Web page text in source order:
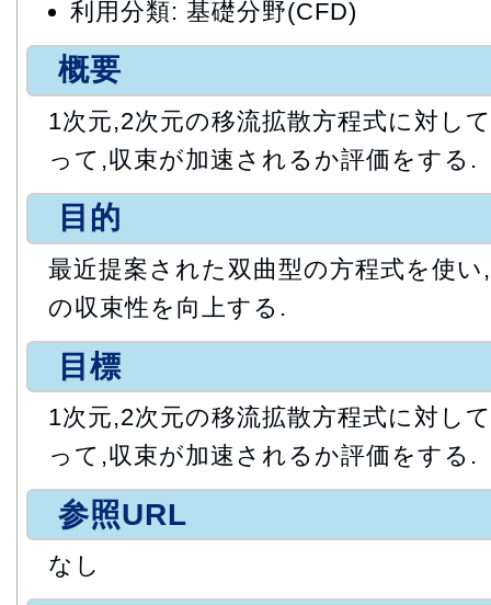
利用分類: 基礎分野(CFD)
概要
1次元,2次元の移流拡散方程式に対し
って,収束が加速されるか評価をする.
目的
最近提案された双曲型の方程式を使
の収束性を向上する.
目標
1次元,2次元の移流拡散方程式に対し
って,収束が加速されるか評価をする.
参照URL
なし